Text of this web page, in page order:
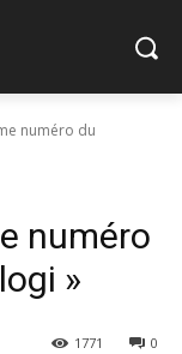
numéro du
numéro
»
0
1771